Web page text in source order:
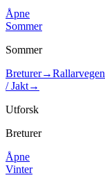
Åpne
Sommer
Sommer
Breturer→Rallarvegen
/ Jakt→
Utforsk
Breturer
Åpne
Vinter